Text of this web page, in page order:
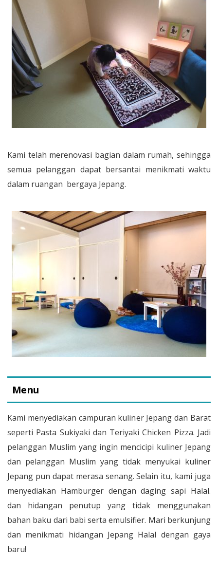
Kami telah merenovasi bagian dalam rumah, sehingga
semua pelanggan dapat bersantai menikmati waktu
dalam ruangan bergaya Jepang.
Menu
Kami menyediakan campuran kuliner Jepang dan Barat
seperti Pasta Sukiyaki dan Teriyaki Chicken Pizza. Jadi
pelanggan Muslim yang ingin mencicipi kuliner Jepang
dan pelanggan Muslim yang tidak menyukai kuliner
Jepang pun dapat merasa senang. Selain itu, kami juga
menyediakan Hamburger dengan daging sapi Halal.
dan hidangan penutup yang tidak menggunakan
bahan baku dari babi serta emulsifier. Mari berkunjung
dan menikmati hidangan Jepang Halal dengan gaya
baru!